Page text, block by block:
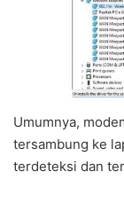
Umumnya,
tersambung ke
terdeteksi dan